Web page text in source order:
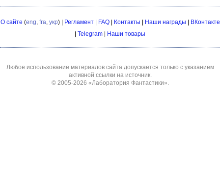
О сайте (eng, fra, укр) | Регламент| FAQ| Контакты Наши награды
ВКонтакте
Telegram Наши товары
Любое использование материалов сайта допускается только с указанием
активной ссылки на источник.
© 2005-2026 «Лаборатория Фантастики».